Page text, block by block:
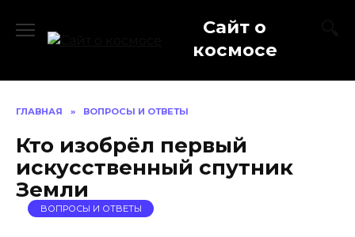
содержанию
Сайт о
космосе
ГЛАВНАЯ » ВОПРОСЫ И ОТВЕТЫ
Кто изобрёл первый
искусственный спутник
Земли
ВОПРОСЫ И ОТВЕТЫ